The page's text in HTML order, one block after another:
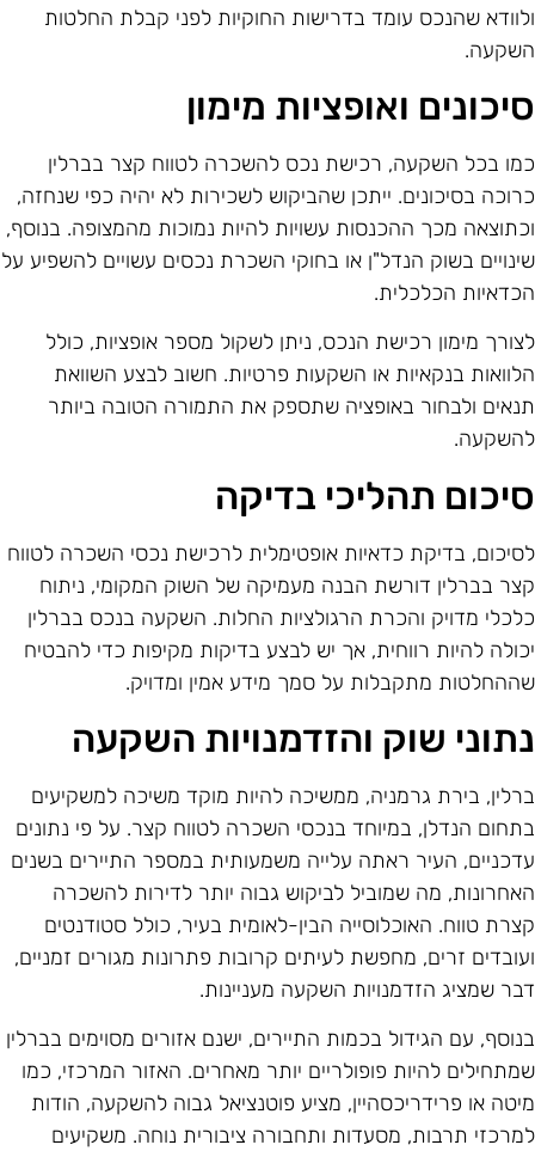
שהנכס עומד בדרישות החוקיות לפני קבלת החלטות
ואופציות מימון
בכל השקעה, רכישת נכס להשכרה לטווח קצר בברלין
בסיכונים. ייתכן שהביקוש לשכירות לא יהיה כפי שנחזה,
מכך ההכנסות עשויות להיות נמוכות מהמצופה. בנוסף,
בשוק הנדל"ן או בחוקי השכרת נכסים עשויים להשפיע על
הכלכלית.
מימון רכישת הנכס, ניתן לשקול מספר אופציות, כולל
בנקאיות או השקעות פרטיות. חשוב לבצע השוואת
ולבחור באופציה שתספק את התמורה הטובה ביותר
תהליכי בדיקה
בדיקת כדאיות אופטימלית לרכישת נכסי השכרה לטווח
בברלין דורשת הבנה מעמיקה של השוק המקומי, ניתוח
מדויק והכרת הרגולציות החלות. השקעה בנכס בברלין
להיות רווחית, אך יש לבצע בדיקות מקיפות כדי להבטיח
מתקבלות על סמך מידע אמין ומדויק.
שוק והזדמנויות השקעה
בירת גרמניה, ממשיכה להיות מוקד משיכה למשקיעים
הנדלן, במיוחד בנכסי השכרה לטווח קצר. על פי נתונים
העיר ראתה עלייה משמעותית במספר התיירים בשנים
מה שמוביל לביקוש גבוה יותר לדירות להשכרה
טווח. האוכלוסייה הבין-לאומית בעיר, כולל סטודנטים
זרים, מחפשת לעיתים קרובות פתרונות מגורים זמניים,
שמציג הזדמנויות השקעה מעניינות.
עם הגידול בכמות התיירים, ישנם אזורים מסוימים בברלין
להיות פופולריים יותר מאחרים. האזור המרכזי, כמו
או פרידריכסהיין, מציע פוטנציאל גבוה להשקעה, הודות
תרבות, מסעדות ותחבורה ציבורית נוחה. משקיעים